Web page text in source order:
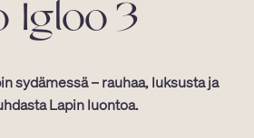
Igloo 3
sydämessä – rauhaa, luksusta ja
Lapin luontoa.